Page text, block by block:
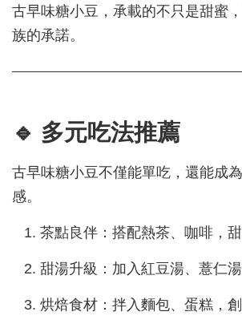
古早味糖小豆，承載的不只是甜蜜
族的承諾。
🔹 多元吃法推薦
古早味糖小豆不僅能單吃，還能成
感。
茶點良伴：搭配熱茶、咖啡，甜
甜湯升級：加入紅豆湯、薏仁湯
烘焙食材：拌入麵包、蛋糕，創